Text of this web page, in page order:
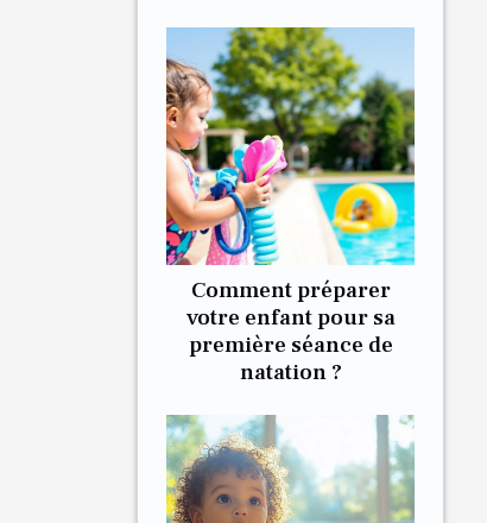
Comment préparer
votre enfant pour sa
première séance de
natation ?